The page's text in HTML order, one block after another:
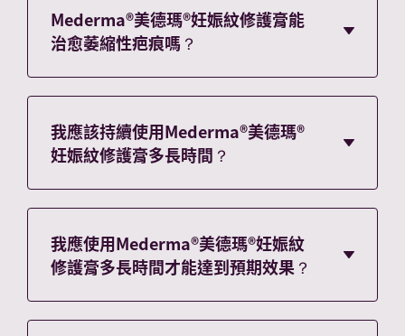
Mederma®美德瑪®妊娠紋修護膏能
治愈萎縮性疤痕嗎？
有些妊娠紋是以萎縮性疤痕的形式呈現。
Mederma® 美德瑪® 妊娠紋修護膏專為治療妊娠
紋而研製； 請按照指示使用產品。
我應該持續使用Mederma®美德瑪®
妊娠紋修護膏多長時間？
為獲得最佳效果，請按照指示使用Mederma®美
德瑪®妊娠紋修護膏——每天早晚兩次塗抹在妊娠
紋或疤痕上。Mederma®美德瑪®妊娠紋修護膏
可在四到八週內明顯減少妊娠紋和疤痕的外觀
*。如果 如果您對在懷孕期間使用該產品有疑
慮，請尋求醫療保健專業人士的建議。 *
Draelos Z.D., Gold M. H., Kaur M. , Olayinka
我應使用Mederma®美德瑪®妊娠紋
修護膏多長時間才能達到預期效果？
為獲得最佳效果，請按照指示使用Mederma®美
德瑪®妊娠紋修護膏——每天早晚兩次塗抹在妊娠